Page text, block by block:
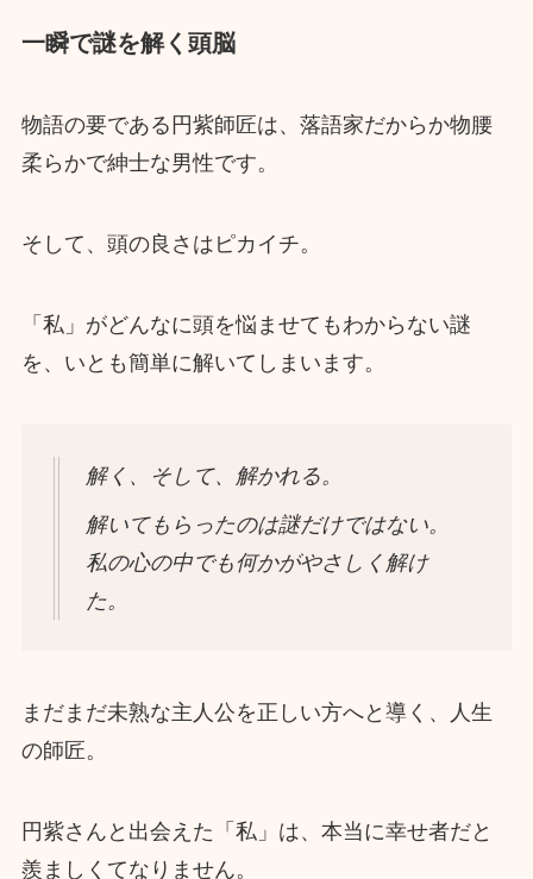
一瞬で謎を解く頭脳
物語の要である円紫師匠は、落語家だからか物腰
柔らかで紳士な男性です。
そして、頭の良さはピカイチ。
「私」がどんなに頭を悩ませてもわからない謎
を、いとも簡単に解いてしまいます。
解く、そして、解かれる。
解いてもらったのは謎だけではない。
私の心の中でも何かがやさしく解け
た。
まだまだ未熟な主人公を正しい方へと導く、人生
の師匠。
円紫さんと出会えた「私」は、本当に幸せ者だと
羨ましくてなりません。